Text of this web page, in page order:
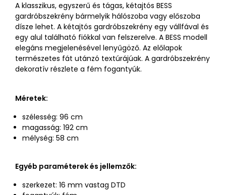
A klasszikus, egyszerű és tágas, kétajtós BESS
gardróbszekrény bármelyik hálószoba vagy előszoba
dísze lehet. A kétajtós gardróbszekrény egy vállfával és
egy alul található fiókkal van felszerelve. A BESS modell
elegáns megjelenésével lenyűgöző. Az előlapok
természetes fát utánzó textúrájúak. A gardróbszekrény
dekoratív részlete a fém fogantyúk.
Méretek:
szélesség: 96 cm
magasság: 192 cm
mélység: 58 cm
Egyéb paraméterek és jellemzők:
szerkezet: 16 mm vastag DTD